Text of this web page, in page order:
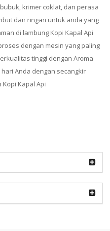
krimer coklat, dan perasa
dan ringan untuk anda yang
di lambung Kopi Kapal Api
dengan mesin yang paling
tinggi dengan Aroma
Anda dengan secangkir
Kapal Api